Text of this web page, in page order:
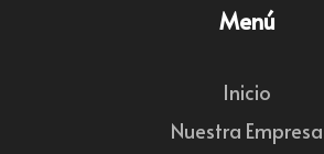
Menú
Inicio
Nuestra Empresa